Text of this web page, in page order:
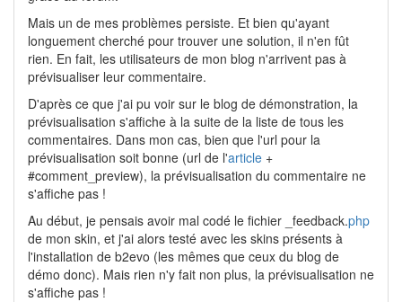
Mais un de mes problèmes persiste. Et bien qu'ayant
longuement cherché pour trouver une solution, il n'en fût
rien. En fait, les utilisateurs de mon blog n'arrivent pas à
prévisualiser leur commentaire.
D'après ce que j'ai pu voir sur le blog de démonstration, la
prévisualisation s'affiche à la suite de la liste de tous les
commentaires. Dans mon cas, bien que l'url pour la
prévisualisation soit bonne (url de l'article +
#comment_preview), la prévisualisation du commentaire ne
s'affiche pas !
Au début, je pensais avoir mal codé le fichier _feedback.php
de mon skin, et j'ai alors testé avec les skins présents à
l'installation de b2evo (les mêmes que ceux du blog de
démo donc). Mais rien n'y fait non plus, la prévisualisation ne
s'affiche pas !